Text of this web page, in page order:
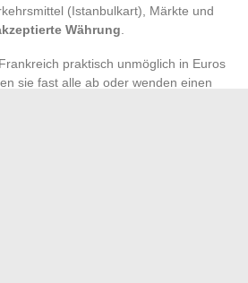
(Istanbulkart), Märkte und
Währung
praktisch unmöglich in Euros
sie fast alle ab oder wenden einen